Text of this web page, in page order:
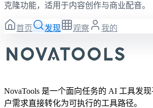
克隆功能，适用于内容创作与商业配音。
首页 发现 观察 我的
NovaTools 是一个面向任务的 AI 工具发
户需求直接转化为可执行的工具路径。